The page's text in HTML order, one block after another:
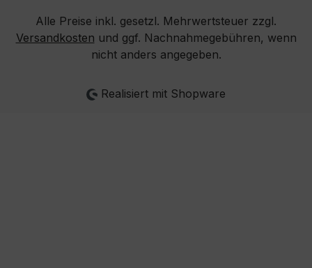
Alle Preise inkl. gesetzl. Mehrwertsteuer zzgl.
Versandkosten und ggf. Nachnahmegebühren, wenn
nicht anders angegeben.
Realisiert mit Shopware